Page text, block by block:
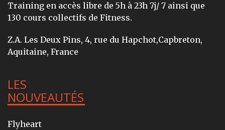
Training en accès libre de 5h à 23h 7j/ 7 ainsi que
130 cours collectifs de Fitness.
Z.A. Les Deux Pins, 4, rue du Hapchot,Capbreton,
Aquitaine, France
LES
NOUVEAUTÉS
Flyheart